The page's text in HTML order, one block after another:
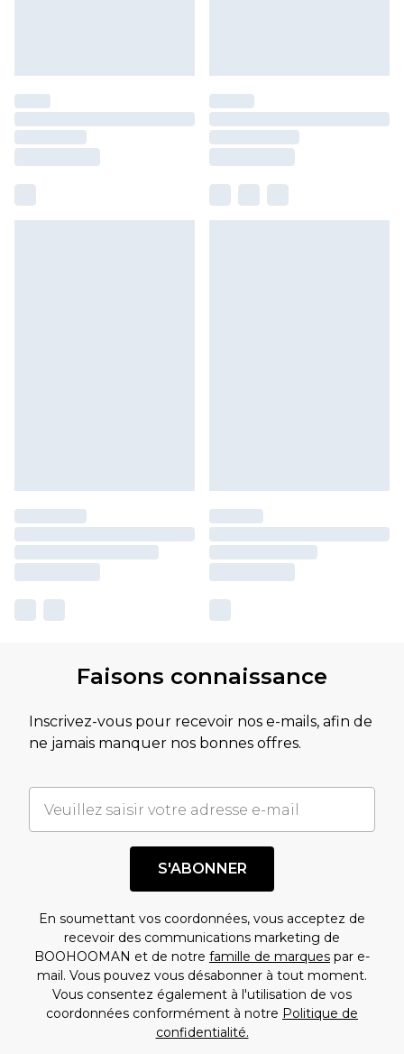
Faisons connaissance
Inscrivez-vous pour recevoir nos e-mails, afin de
ne jamais manquer nos bonnes offres.
S'ABONNER
En soumettant vos coordonnées, vous acceptez de
recevoir des communications marketing de
BOOHOOMAN et de notre famille de marques par e-
mail. Vous pouvez vous désabonner à tout moment.
Vous consentez également à l'utilisation de vos
coordonnées conformément à notre Politique de
confidentialité.